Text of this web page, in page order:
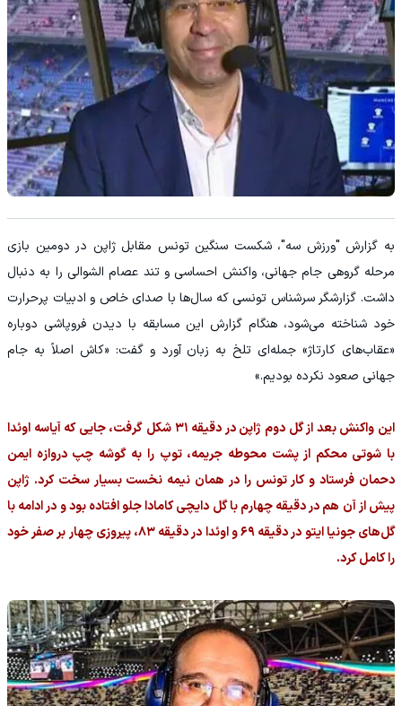
به گزارش "ورزش سه"، شکست سنگین تونس مقابل ژاپن در دومین بازی
مرحله گروهی جام جهانی، واکنش احساسی و تند عصام الشوالی را به دنبال
داشت. گزارشگر سرشناس تونسی که سال‌ها با صدای خاص و ادبیات پرحرارت
خود شناخته می‌شود، هنگام گزارش این مسابقه با دیدن فروپاشی دوباره
«عقاب‌های کارتاژ» جمله‌ای تلخ به زبان آورد و گفت: «کاش اصلاً به جام
جهانی صعود نکرده بودیم.»
این واکنش بعد از گل دوم ژاپن در دقیقه ۳۱ شکل گرفت، جایی که آیاسه اوئدا
با شوتی محکم از پشت محوطه جریمه، توپ را به گوشه چپ دروازه ایمن
دحمان فرستاد و کار تونس را در همان نیمه نخست بسیار سخت کرد. ژاپن
پیش از آن هم در دقیقه چهارم با گل دایچی کامادا جلو افتاده بود و در ادامه با
گل‌های جونیا ایتو در دقیقه ۶۹ و اوئدا در دقیقه ۸۳، پیروزی چهار بر صفر خود
را کامل کرد.